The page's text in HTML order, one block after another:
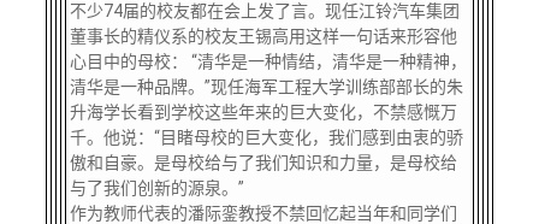
不少74届的校友都在会上发了言。现任江铃汽车集团
董事长的精仪系的校友王锡高用这样一句话来形容他
心目中的母校： “清华是一种情结，清华是一种精神，
清华是一种品牌。”现任海军工程大学训练部部长的朱
升海学长看到学校这些年来的巨大变化，不禁感慨万
千。他说：“目睹母校的巨大变化，我们感到由衷的骄
傲和自豪。是母校给与了我们知识和力量，是母校给
与了我们创新的源泉。”
作为教师代表的潘际銮教授不禁回忆起当年和同学们